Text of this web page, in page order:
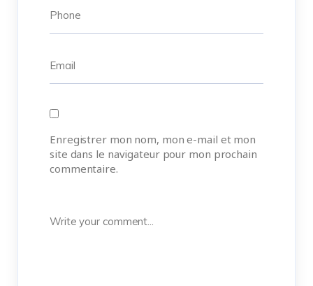
Enregistrer mon nom, mon e-mail et mon
site dans le navigateur pour mon prochain
commentaire.